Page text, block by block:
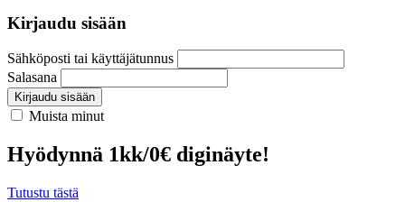
Kirjaudu sisään
Sähköposti tai käyttäjätunnus
Salasana
Kirjaudu sisään
Muista minut
Hyödynnä 1kk/0€ diginäyte!
Tutustu tästä